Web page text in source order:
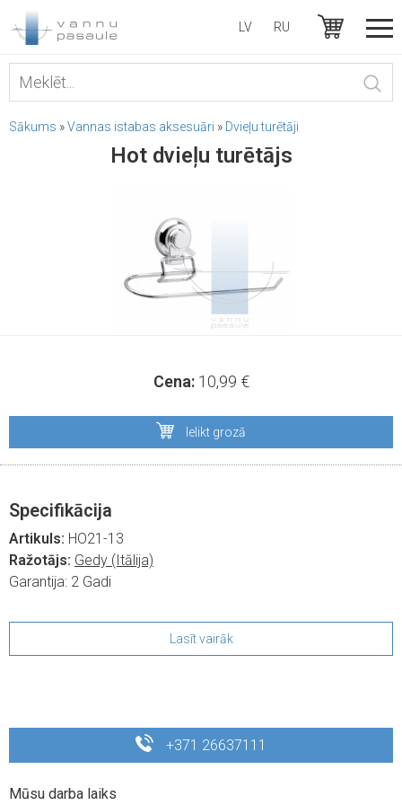
LV RU
Sākums »Vannas istabas aksesuāri » Dvieļu turētāji
Hot dvieļu turētājs
Cena: 10,99 €
Ielikt grozā
Specifikācija
Artikuls: HO21-13
Ražotājs: Gedy (Itālija)
Garantija: 2 Gadi
Lasīt vairāk
+371 26637111
Mūsu darba laiks